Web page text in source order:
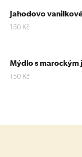
Jahodovo
150 Kč
Mýdlo s marockým
150 Kč